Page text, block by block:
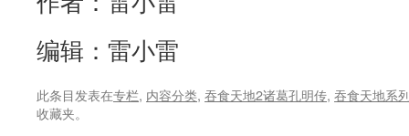
编辑：雷小雷
此条目发表在专栏, 内容分类, 吞食天地2诸葛孔明传, 吞食天地系
收藏夹。